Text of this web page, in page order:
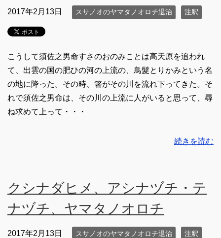
2017年2月13日 スサノオのヤマタノオロチ退治 注釈
こうして須佐之男命すさのおのみことは高天原を追われ
て、出雲の国の肥ひの河の上流の、鳥髮とりかみという名
の地に降った。その時、箸がその川を流れ下ってきた。そ
れで須佐之男命は、その川の上流に人がいると思って、尋
ね求めて上って・・・
続きを読む
クシナダヒメ、アシナヅチ・テ
ナヅチ、ヤマタノオロチ
2017年2月13日 スサノオのヤマタノオロチ退治 注釈